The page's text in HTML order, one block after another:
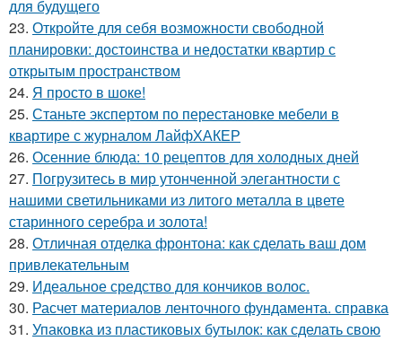
для будущего
23. Откройте для себя возможности свободной
планировки: достоинства и недостатки квартир с
открытым пространством
24. Я просто в шоке!
25. Станьте экспертом по перестановке мебели в
квартире с журналом ЛайфХАКЕР
26. Осенние блюда: 10 рецептов для холодных дней
27. Погрузитесь в мир утонченной элегантности с
нашими светильниками из литого металла в цвете
старинного серебра и золота!
28. Отличная отделка фронтона: как сделать ваш дом
привлекательным
29. Идеальное средство для кончиков волос.
30. Расчет материалов ленточного фундамента. справка
31. Упаковка из пластиковых бутылок: как сделать свою